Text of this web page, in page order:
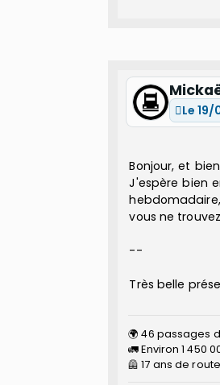
Le
Bonjour, et
J'espère bien
vous ne
--
Très belle
🌍 46 passages
🚛 Environ 1 450
🦺 17 ans de route